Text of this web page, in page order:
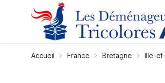
Accueil France Bretagne Ille-